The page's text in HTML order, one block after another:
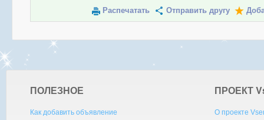
Распечатать Отправить другу
ПОЛЕЗНОЕ
Как добавить объявление
ПРОЕКТ V
О проекте